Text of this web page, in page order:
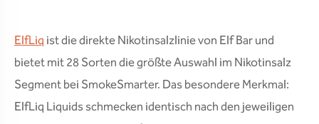
ElfLiqist die direkte Nikotinsalzlinie von Elf Bar und
bietet mit 28 Sorten die größte Auswahl im Nikotinsalz
Segment bei SmokeSmarter. Das besondere Merkmal:
ElfLiq Liquids schmecken identisch nach den jeweiligen